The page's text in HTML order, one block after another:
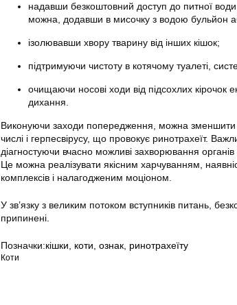
надавши безкоштовний доступ до питної
можна, додавши в мисочку з водою бульйон
ізолювавши хвору тварину від інших кішок;
підтримуючи чистоту в котячому туалеті,
очищаючи носові ходи від підсохлих кірочок
дихання.
Виконуючи заходи попередження, можна зменшити
числі і герпесвірусу, що провокує ринотрахеїт.
діагностуючи вчасно можливі захворювання
Це можна реалізувати якісним харчуванням,
комплексів і налагодженим моціоном.
У зв’язку з великим потоком вступників питань,
припинені.
Позначки:кішки коти ознак ринотрахеїту
Коти